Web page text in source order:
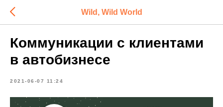
Wild, Wild World
Коммуникации с клиентами
в автобизнесе
2021-06-07 11:24